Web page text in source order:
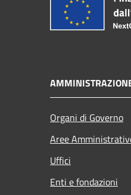
Organi di Governo
Aree
Uffici
Enti e fondazioni